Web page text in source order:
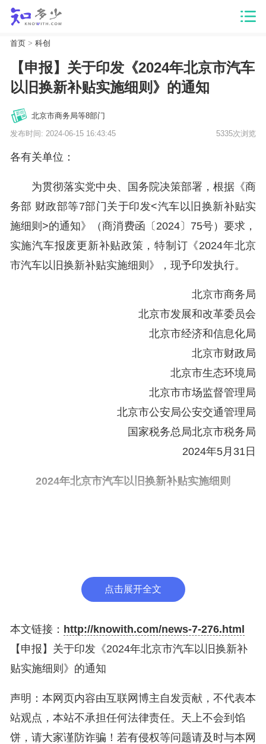
首页> 科创
【申报】关于印发《2024年北京市汽车
以旧换新补贴实施细则》的通知
北京市商务局等8部门
发布时间: 2024-06-15 16:43:45 5335次浏览
各有关单位：
为贯彻落实党中央、国务院决策部署，根据《商
务部 财政部等7部门关于印发<汽车以旧换新补贴实
施细则>的通知》（商消费函〔2024〕75号）要求，
实施汽车报废更新补贴政策，特制订《2024年北京
市汽车以旧换新补贴实施细则》，现予印发执行。
北京市商务局
北京市发展和改革委员会
北京市经济和信息化局
北京市财政局
北京市生态环境局
北京市市场监督管理局
北京市公安局公安交通管理局
国家税务总局北京市税务局
2024年5月31日
2024年北京市汽车以旧换新补贴实施细则
工作要求，推进北京市消费品以旧换新行动，促进汽
定本细则。
本细则所称乘用车是指在公安交管部门注册登记
的小型、微型载客汽车。按照国家文件要求，在国家
强制性标准《轻型汽车污染物排放限值及测量方法
（中国III、IV阶段）》（GB18352.3-2005）IV阶段
要求全国全面实施之前注册登记的汽车，即2011年6
点击展开全文
本文链接： http://knowith.com/news-7-276.html
【申报】关于印发《2024年北京市汽车以旧换新补
贴实施细则》的通知
声明：本网页内容由互联网博主自发贡献，不代表本
站观点，本站不承担任何法律责任。天上不会到馅
饼，请大家谨防诈骗！若有侵权等问题请及时与本网